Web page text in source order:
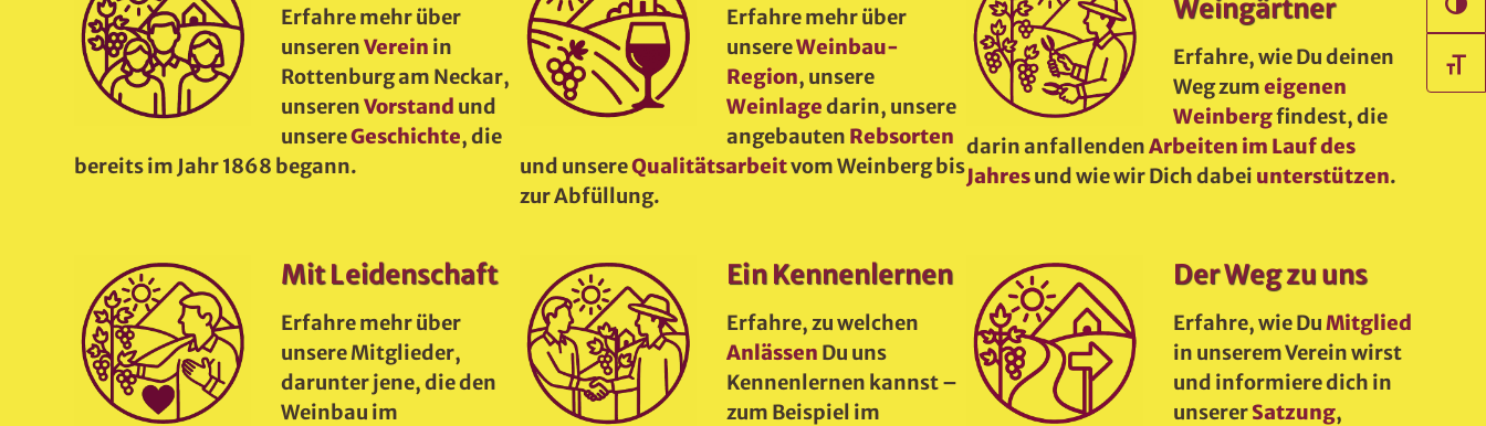
Erfahre mehr über
unserenVerein in
Rottenburg am Neckar,
unserenVorstand und
unsereGeschichte, die
bereits im Jahr 1868 begann.
Erfahre mehr über
unsereWeinbau-
Region, unsere
Weinlagedarin, unsere
angebauten Rebsorten
und unsereQualitätsarbeitvom Weinberg bis
zur Abfüllung.
Weingärtner
Erfahre, wie Du deinen
Weg zumeigenen
Weinbergfindest, die
darin anfallendenArbeiten im Lauf des
Jahresund wie wir Dich dabei unterstützen.
Mit Leidenschaft
Erfahre mehr über
unsere Mitglieder,
darunter jene, die den
Weinbau im
Ein Kennenlernen
Erfahre, zu welchen
Anlässen Du uns
Kennenlernen kannst –
zum Beispiel im
Der Weg zu uns
Erfahre, wie DuMitglied
in unserem Verein wirst
und informiere dich in
unsererSatzung,